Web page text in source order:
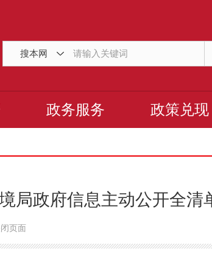
搜本网
政务服务 政策兑现
局政府信息主动公开全清
页面